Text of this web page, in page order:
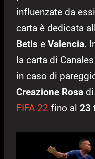
influenzate da
carta è dedicata
Betis e Valencia.
la carta di
in caso di
Creazione Rosa
FIFA 22 fino al 23